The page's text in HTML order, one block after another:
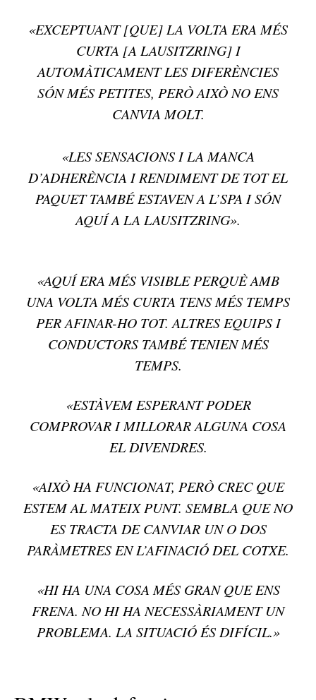
«EXCEPTUANT [QUE] LA VOLTA ERA MÉS
CURTA [A LAUSITZRING] I
AUTOMÀTICAMENT LES DIFERÈNCIES
SÓN MÉS PETITES, PERÒ AIXÒ NO ENS
CANVIA MOLT.
«LES SENSACIONS I LA MANCA
D’ADHERÈNCIA I RENDIMENT DE TOT EL
PAQUET TAMBÉ ESTAVEN A L’SPA I SÓN
AQUÍ A LA LAUSITZRING».
«AQUÍ ERA MÉS VISIBLE PERQUÈ AMB
UNA VOLTA MÉS CURTA TENS MÉS TEMPS
PER AFINAR-HO TOT. ALTRES EQUIPS I
CONDUCTORS TAMBÉ TENIEN MÉS
TEMPS.
«ESTÀVEM ESPERANT PODER
COMPROVAR I MILLORAR ALGUNA COSA
EL DIVENDRES.
«AIXÒ HA FUNCIONAT, PERÒ CREC QUE
ESTEM AL MATEIX PUNT. SEMBLA QUE NO
ES TRACTA DE CANVIAR UN O DOS
PARÀMETRES EN L’AFINACIÓ DEL COTXE.
«HI HA UNA COSA MÉS GRAN QUE ENS
FRENA. NO HI HA NECESSÀRIAMENT UN
PROBLEMA. LA SITUACIÓ ÉS DIFÍCIL.»